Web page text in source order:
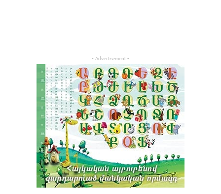
- Advertisement -